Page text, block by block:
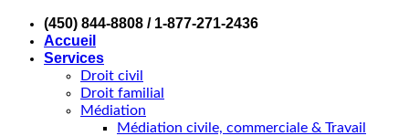
(450) 844-8808 / 1-877-271-2436
Accueil
Services
Droit civil
Droit familial
Médiation
Médiation civile, commerciale & Travail